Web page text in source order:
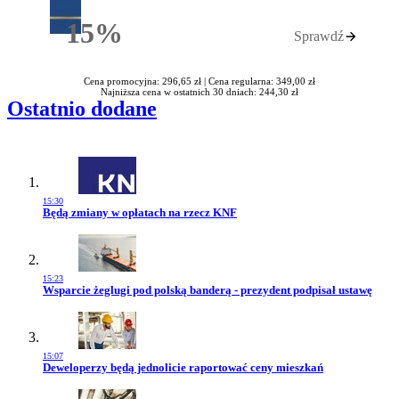
15%Rabatu Sprawdź
Cena promocyjna: 296,65 zł | Cena regularna: 349,00 zł
Najniższa cena w ostatnich 30 dniach: 244,30 zł
Ostatnio dodane
15:30
Przejdź do artykułu:
Będą zmiany w opłatach na rzecz KNF
15:23
Przejdź do artykułu:
Wsparcie żeglugi pod polską banderą - prezydent podpisał ustawę
15:07
Przejdź do artykułu:
Deweloperzy będą jednolicie raportować ceny mieszkań